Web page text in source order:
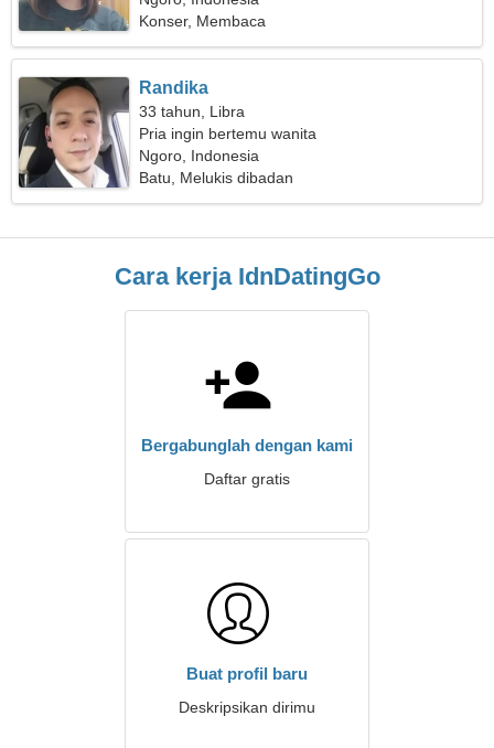
Konser, Membaca
Randika
33 tahun, Libra
Pria ingin bertemu wanita
Ngoro, Indonesia
Batu, Melukis dibadan
Cara kerja IdnDatingGo
Bergabunglah dengan kami
Daftar gratis
Buat profil baru
Deskripsikan dirimu